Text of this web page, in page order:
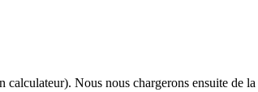
Nous nous chargerons ensuite de